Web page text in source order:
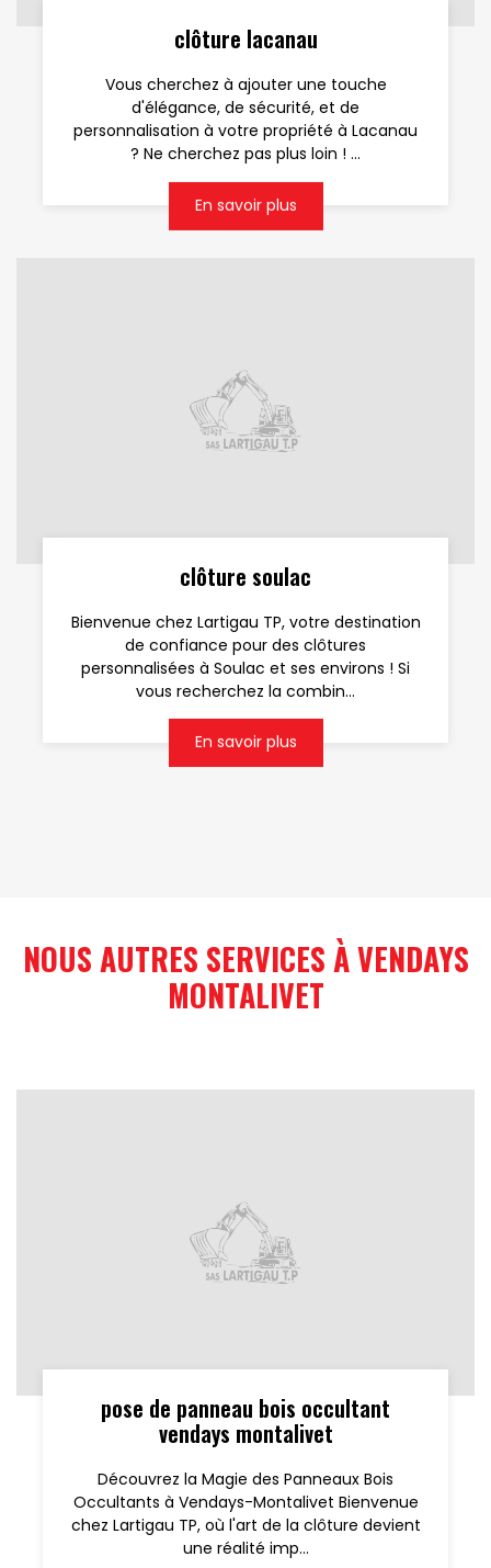
clôture lacanau
Vous cherchez à ajouter une touche
d'élégance, de sécurité, et de
personnalisation à votre propriété à Lacanau
? Ne cherchez pas plus loin ! ...
En savoir plus
clôture soulac
Bienvenue chez Lartigau TP, votre destination
de confiance pour des clôtures
personnalisées à Soulac et ses environs ! Si
vous recherchez la combin...
En savoir plus
NOUS AUTRES SERVICES À VENDAYS
MONTALIVET
pose de panneau bois occultant
vendays montalivet
Découvrez la Magie des Panneaux Bois
Occultants à Vendays-Montalivet Bienvenue
chez Lartigau TP, où l'art de la clôture devient
une réalité imp...